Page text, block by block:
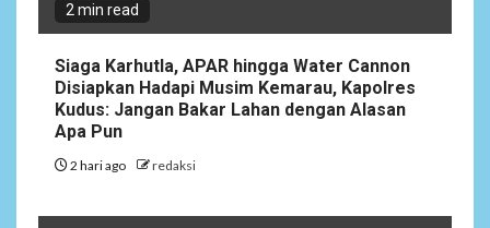
2 min read
Siaga Karhutla, APAR hingga Water Cannon
Disiapkan Hadapi Musim Kemarau, Kapolres
Kudus: Jangan Bakar Lahan dengan Alasan
Apa Pun
2 hari ago redaksi